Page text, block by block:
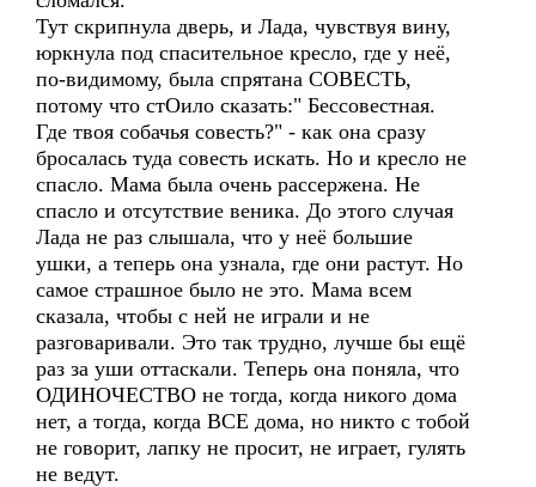
Тут скрипнула дверь, и Лада, чувствуя вину,
юркнула под спасительное кресло, где у неё,
по-видимому, была спрятана СОВЕСТЬ,
потому что стОило сказать:" Бессовестная.
Где твоя собачья совесть?" - как она сразу
бросалась туда совесть искать. Но и кресло не
спасло. Мама была очень рассержена. Не
спасло и отсутствие веника. До этого случая
Лада не раз слышала, что у неё большие
ушки, а теперь она узнала, где они растут. Но
самое страшное было не это. Мама всем
сказала, чтобы с ней не играли и не
разговаривали. Это так трудно, лучше бы ещё
раз за уши оттаскали. Теперь она поняла, что
ОДИНОЧЕСТВО не тогда, когда никого дома
нет, а тогда, когда ВСЕ дома, но никто с тобой
не говорит, лапку не просит, не играет, гулять
не ведут.